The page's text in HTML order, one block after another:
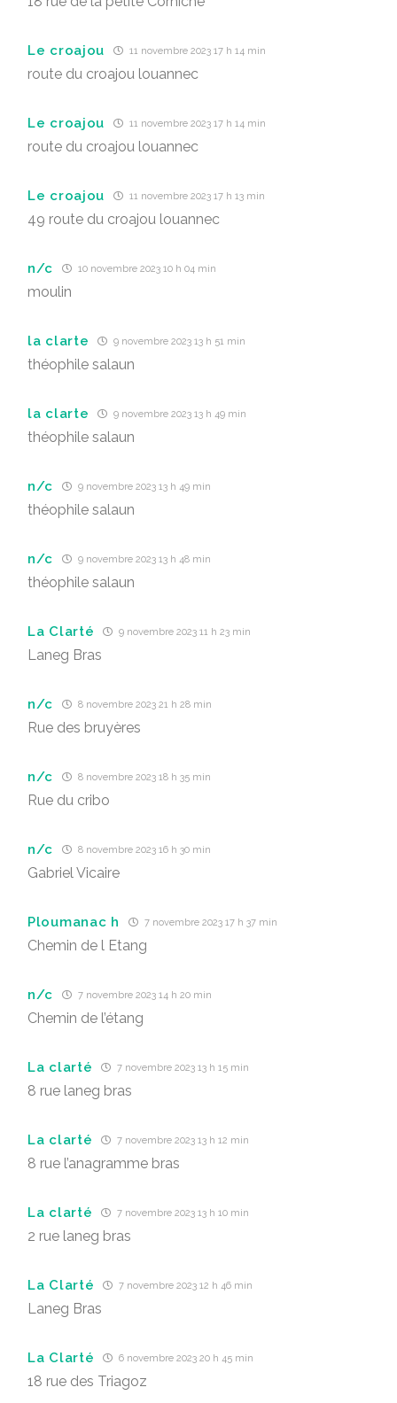
Le croajou 11 novembre 2023 17 h 14 min
route du croajou louannec
Le croajou 11 novembre 2023 17 h 14 min
route du croajou louannec
Le croajou 11 novembre 2023 17 h 13 min
49 route du croajou louannec
n/c 10 novembre 2023 10 h 04 min
moulin
la clarte 9 novembre 2023 13 h 51 min
théophile salaun
la clarte 9 novembre 2023 13 h 49 min
théophile salaun
n/c 9 novembre 2023 13 h 49 min
théophile salaun
n/c 9 novembre 2023 13 h 48 min
théophile salaun
La Clarté 9 novembre 2023 11 h 23 min
Laneg Bras
n/c 8 novembre 2023 21 h 28 min
Rue des bruyères
n/c 8 novembre 2023 18 h 35 min
Rue du cribo
n/c 8 novembre 2023 16 h 30 min
Gabriel Vicaire
Ploumanac h 7 novembre 2023 17 h 37 min
Chemin de l Etang
n/c 7 novembre 2023 14 h 20 min
Chemin de l’étang
La clarté 7 novembre 2023 13 h 15 min
8 rue laneg bras
La clarté 7 novembre 2023 13 h 12 min
8 rue l’anagramme bras
La clarté 7 novembre 2023 13 h 10 min
2 rue laneg bras
La Clarté 7 novembre 2023 12 h 46 min
Laneg Bras
La Clarté 6 novembre 2023 20 h 45 min
18 rue des Triagoz